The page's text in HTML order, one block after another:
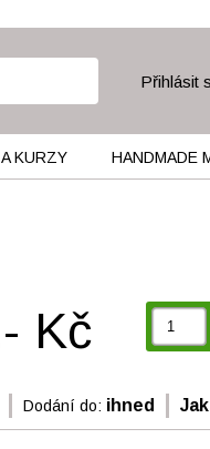
Přihlásit
KURZY HANDMADE
Kč
Dodání do: ihned